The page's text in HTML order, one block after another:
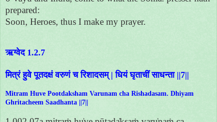
prepared:
Soon, Heroes, thus I make my prayer.
ऋग्वेद 1.2.7
मित्रं हुवे पूतदक्षं वरुणं च रिशादसम् | धियं घृताचीं साधन्ता ||7||
Mitram Huve Pootdaksham Varunam cha Rishadasam. Dhiyam
Ghritacheem Saadhanta ||7||